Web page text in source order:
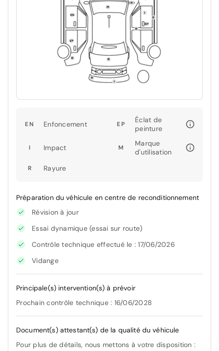
EN Enfoncement EP
Éclat de
peinture
I Impact M
Marque
d'utilisation
R Rayure
Préparation du véhicule en centre de reconditionnement
Révision à jour
Essai dynamique (essai sur route)
Contrôle technique effectué le : 17/06/2026
Vidange
Principale(s) intervention(s) à prévoir
Prochain contrôle technique : 16/06/2028
Document(s) attestant(s) de la qualité du véhicule
Pour plus de détails, nous mettons à votre disposition :